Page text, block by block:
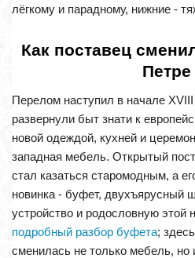
лёгкому и парадному, нижние -
Как поставец
Петре
Перелом наступил в начале
развернули быт знати к
новой одеждой, кухней и
западная мебель. Открытый
стал казаться старомодным, а
новинка - буфет, двухъярусный
устройство и родословную этой
подробный разбор буфета;
сменилась не только мебель, но